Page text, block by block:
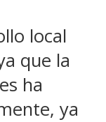
local
que la
ha
ya